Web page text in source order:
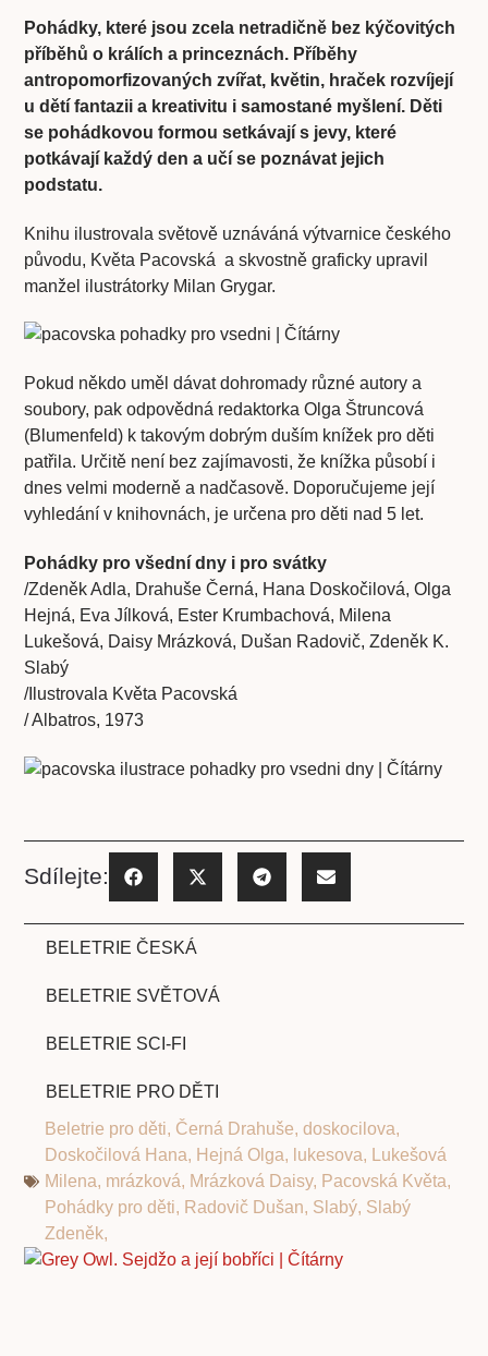
Pohádky, které jsou zcela netradičně bez kýčovitých
příběhů o králích a princeznách. Příběhy
antropomorfizovaných zvířat, květin, hraček rozvíjejí
u dětí fantazii a kreativitu i samostané myšlení. Děti
se pohádkovou formou setkávají s jevy, které
potkávají každý den a učí se poznávat jejich
podstatu.
Knihu ilustrovala světově uznáváná výtvarnice českého
původu, Květa Pacovská a skvostně graficky upravil
manžel ilustrátorky Milan Grygar.
Pokud někdo uměl dávat dohromady různé autory a
soubory, pak odpovědná redaktorka Olga Štruncová
(Blumenfeld) k takovým dobrým duším knížek pro děti
patřila. Určitě není bez zajímavosti, že knížka působí i
dnes velmi moderně a nadčasově. Doporučujeme její
vyhledání v knihovnách, je určena pro děti nad 5 let.
Pohádky pro všední dny i pro svátky
/Zdeněk Adla, Drahuše Černá, Hana Doskočilová, Olga
Hejná, Eva Jílková, Ester Krumbachová, Milena
Lukešová, Daisy Mrázková, Dušan Radovič, Zdeněk K.
Slabý
/Ilustrovala Květa Pacovská
/ Albatros, 1973
Sdílejte:
BELETRIE ČESKÁ
BELETRIE SVĚTOVÁ
BELETRIE SCI-FI
BELETRIE PRO DĚTI
Beletrie pro děti, Černá Drahuše,doskocilova,
Doskočilová Hana, Hejná Olga, lukesova,
Lukešová
Milena, mrázková, Mrázková Daisy, Pacovská Květa,
Pohádky pro děti, Radovič Dušan, Slabý, Slabý
Zdeněk,